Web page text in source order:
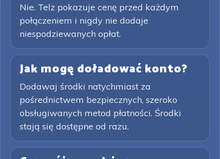
Nie. Telz pokazuje cenę przed każdym
połączeniem i nigdy nie dodaje
niespodziewanych opłat.
Jak mogę doładować konto?
Dodawaj środki natychmiast za
pośrednictwem bezpiecznych, szeroko
obsługiwanych metod płatności. Środki
stają się dostępne od razu.